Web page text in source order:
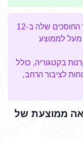
"כלל תמר מניות סחיר" השיגה עבור החוסכים שלה ב-12
מעל לממוצע
בקטגוריה, כולל
לציבור הרחב,
ממוצעת של